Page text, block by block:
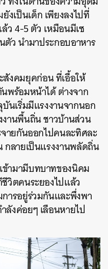
เป็นเด็ก เพียงลงไปที่
ว 4-5 ตัว เหมือนมีเซ
ตัว นำมาประกอบอาหาร
งคมยุคก่อน ที่เอื้อให้
พร้อมหน้าได้ ต่างจาก
นเริ่มมีแรงงานจากนอก
านพื้นถิ่น ชาวบ้านส่วน
ายกันออกไปคนละทิศละ
กลายเป็นแรงงานพลัดถิ่น
ข้ามามีบทบาทของนิคม
วิตคนระยองไปแล้ว
ารอยู่ร่วมกันและพึ่งพา
ลังค่อยๆ เลือนหายไป